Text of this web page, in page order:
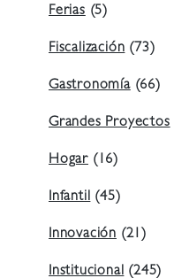
Ferias (5)
Fiscalización (73)
Gastronomía(66)
Grandes Proyectos
Hogar (16)
Infantil (45)
Innovación (21)
Institucional (245)